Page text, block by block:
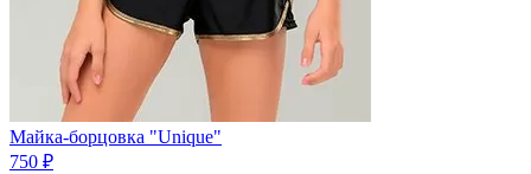
Майка-борцовка "Unique"
750 ₽